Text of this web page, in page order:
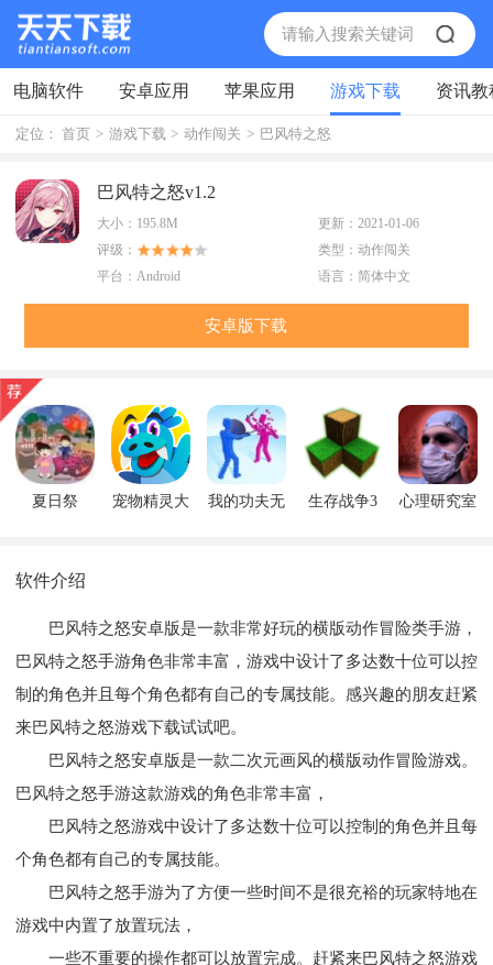
电脑软件 安卓应用 苹果应用 游戏下载 资讯教
定位： 首页 > 游戏下载 > 动作闯关 > 巴风特之怒
巴风特之怒v1.2
大小： 195.8M 更新： 2021-01-06
评级：
类型： 动作闯关
平台： Android 语言： 简体中文
安卓版下载
夏日祭
宠物精灵大
我的功夫无
生存战争3 心理研究室
软件介绍
巴风特之怒安卓版是一款非常好玩的横版动作冒险类手游，
巴风特之怒手游角色非常丰富，游戏中设计了多达数十位可以控
制的角色并且每个角色都有自己的专属技能。感兴趣的朋友赶紧
来巴风特之怒游戏下载试试吧。
巴风特之怒安卓版是一款二次元画风的横版动作冒险游戏。
巴风特之怒手游这款游戏的角色非常丰富，
巴风特之怒游戏中设计了多达数十位可以控制的角色并且每
个角色都有自己的专属技能。
巴风特之怒手游为了方便一些时间不是很充裕的玩家特地在
游戏中内置了放置玩法，
一些不重要的操作都可以放置完成。赶紧来巴风特之怒游戏